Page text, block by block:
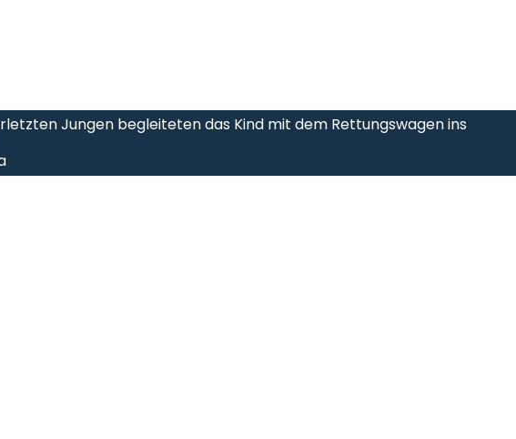
Jungen begleiteten das Kind mit dem Rettungswagen ins